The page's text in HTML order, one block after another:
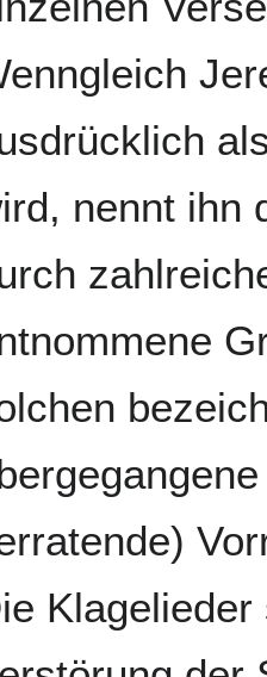
nennt ihn